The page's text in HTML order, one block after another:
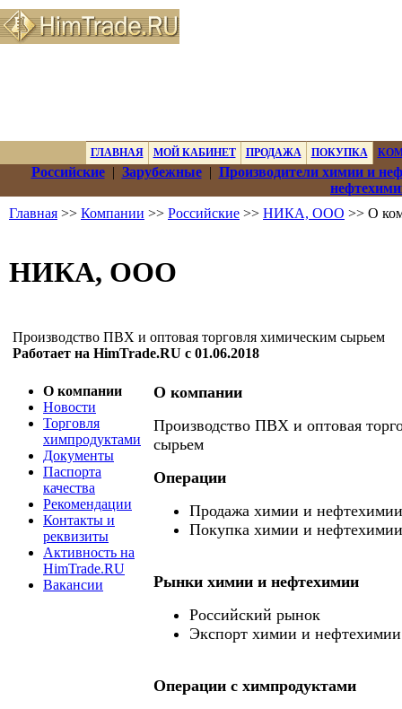
ГЛАВНАЯ МОЙ КАБИНЕТ ПРОДАЖА ПОКУПКА
Российские| Зарубежные| Производители химии и
Главная >> Компании >> Российские >> НИКА, ООО >> О
НИКА, ООО
Производство ПВХ и оптовая торговля химическим сырьем
Работает на HimTrade.RU с 01.06.2018
О компании
Новости
Торговля
химпродуктами
Документы
Паспорта
качества
Рекомендации
Контакты и
реквизиты
Активность на
HimTrade.RU
Вакансии
О компании
Производство ПВХ и оптовая
сырьем
Операции
Продажа химии и нефтехимии
Покупка химии и нефтехимии
Рынки химии и нефтехимии
Российский рынок
Экспорт химии и нефтехимии
Операции c химпродуктами